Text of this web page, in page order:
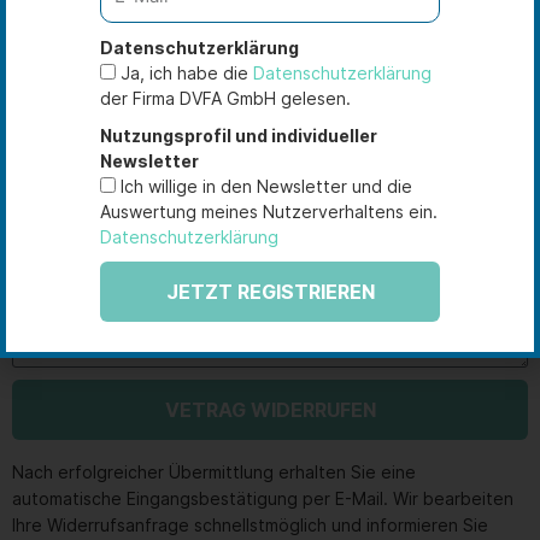
Zu widerrufendes Programm auswählen
Grund (optional)
VETRAG WIDERRUFEN
Nach erfolgreicher Übermittlung erhalten Sie eine
automatische Eingangsbestätigung per E-Mail. Wir bearbeiten
Ihre Widerrufsanfrage schnellstmöglich und informieren Sie
Datenschutzerklärung
Ja, ich habe die Datenschutzerklärung
der Firma DVFA GmbH gelesen.
Nutzungsprofil und individueller
Newsletter
Ich willige in den Newsletter und die
Auswertung meines Nutzerverhaltens ein.
Datenschutzerklärung
JETZT REGISTRIEREN